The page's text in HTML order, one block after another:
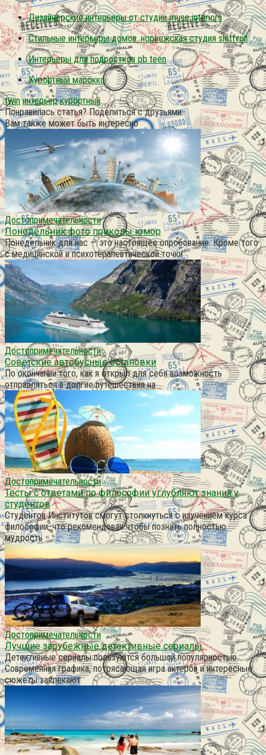
Дизайнерские интерьеры от студии muse interiors
Стильные интерьеры домов. норвежская студия slettvoll
Интерьеры для подростков pb teen
Курортный марокко
twin интерьер курортный
Понравилась статья? Поделиться с друзьями:
Вам также может быть интересно
Достопримечательности
Понедельник фото приколы юмор
Понедельник для нас — это настоящее опробование. Кроме того
с медицинской и психотерапевтической точки
Достопримечательности
Советские автобусные остановки
По окончании того, как я открыл для себя возможность
отправляться в долгие путешествия на
Достопримечательности
Тесты с ответами по философии углубляют знания у
студентов
Студентов Институтов смогут столкнуться с изучением курса
философии, что рекомендован чтобы познать полностью
мудрость
Достопримечательности
Лучшие зарубежные детективные сериалы
Детективные сериалы пользуются большой популярностью.
Современная графика, потрясающая игра актеров и интересные
сюжеты завлекают